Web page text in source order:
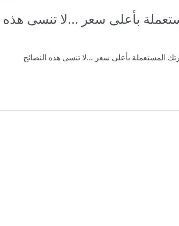
بأعلى سعر …لا تنسى هذه
المستعملة بأعلى سعر …لا تنسى هذه النصائح